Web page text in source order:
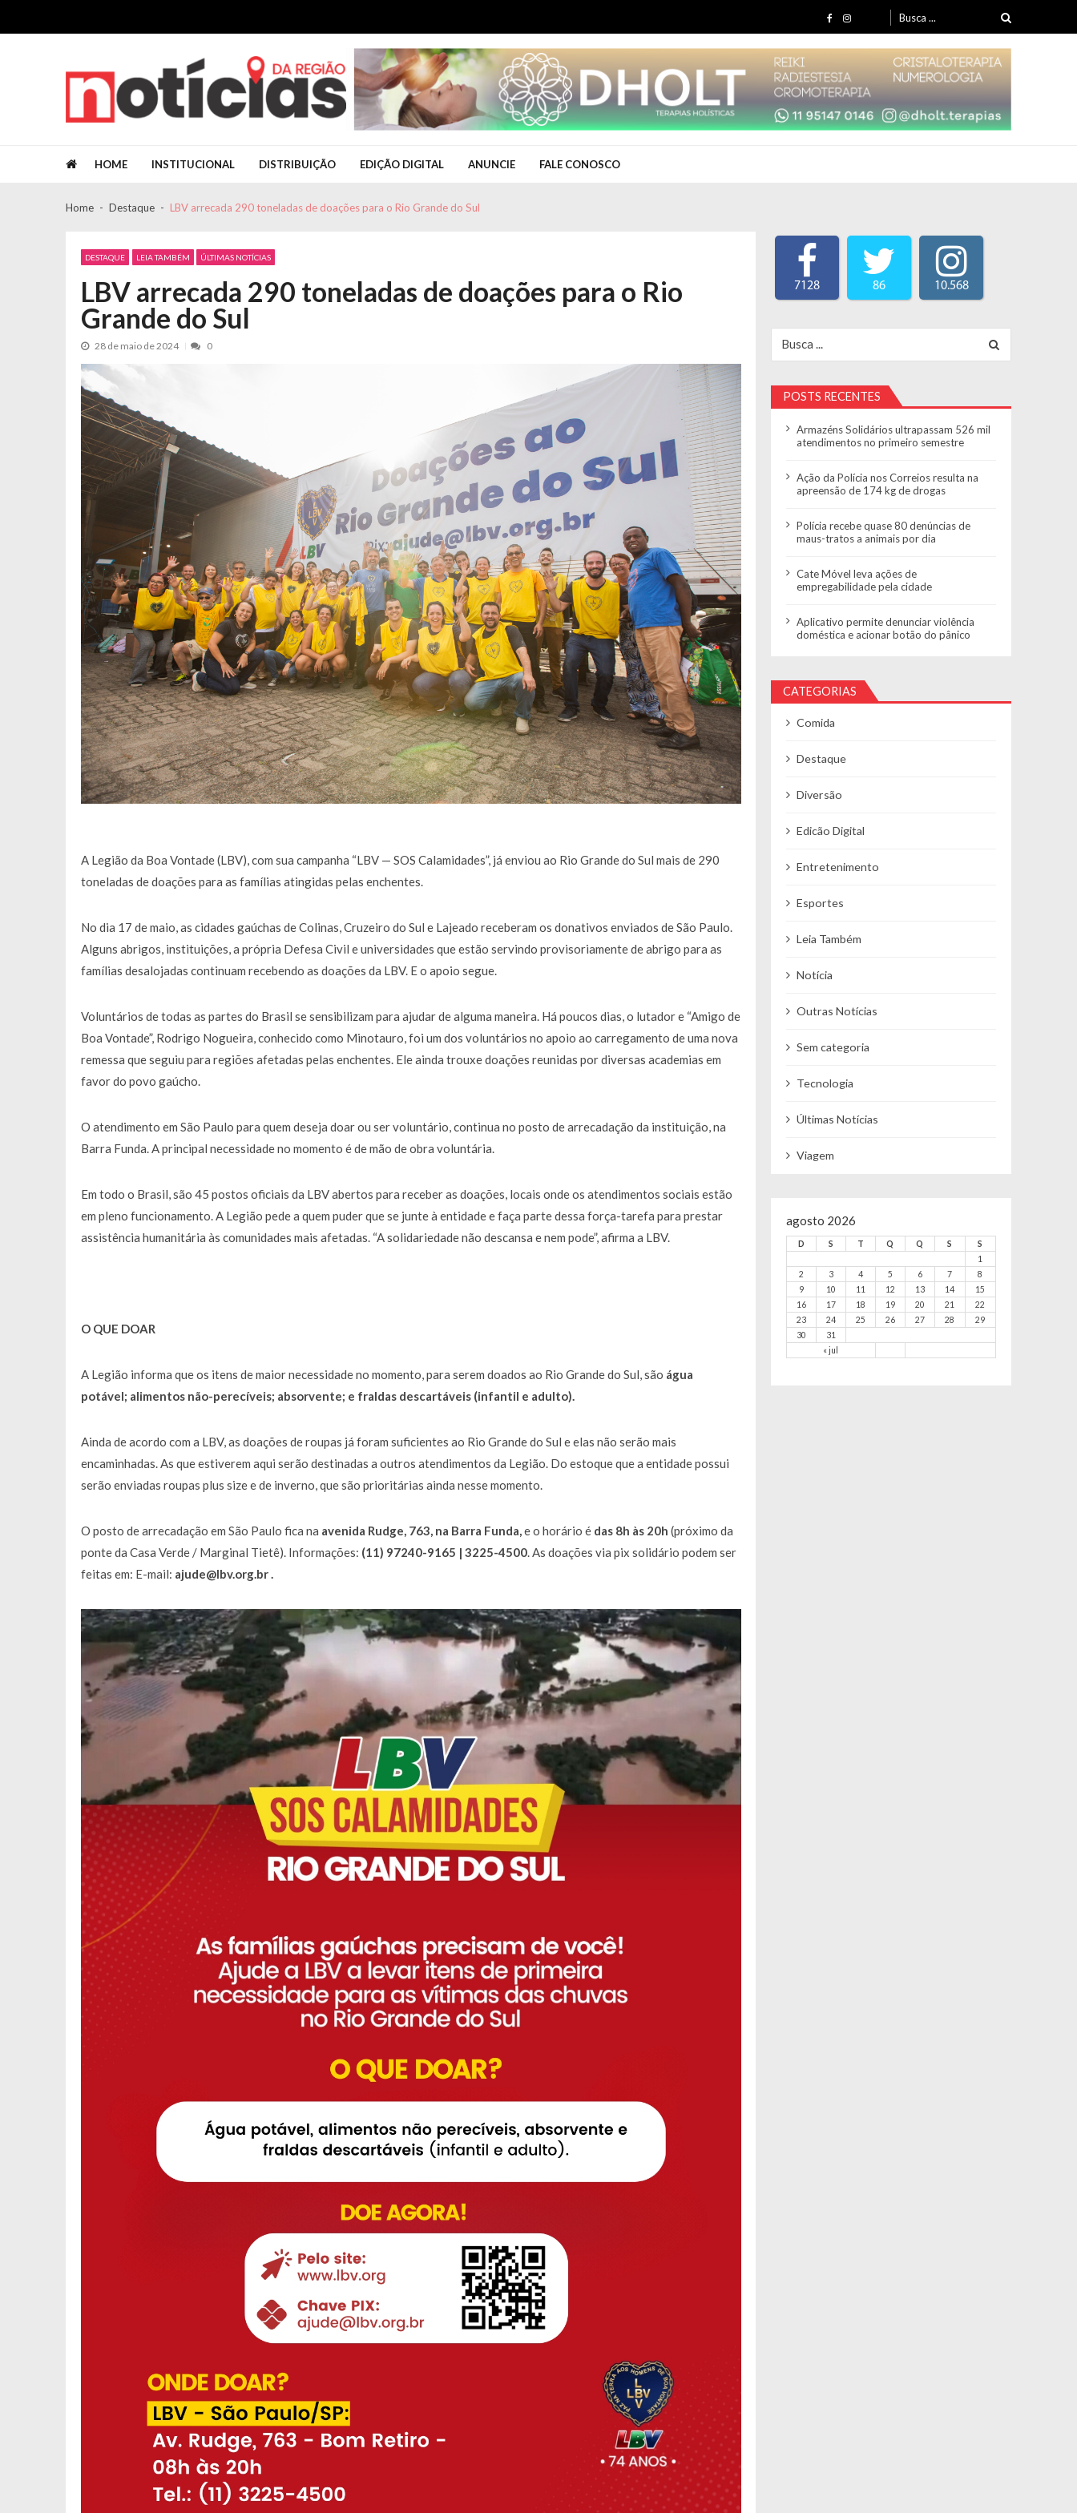
Search for:
HOME INSTITUCIONAL DISTRIBUIÇÃO EDIÇÃO DIGITAL ANUNCIE FALE CONOSCO
Home Destaque LBV arrecada 290 toneladas de doações para o Rio Grande do Sul
DESTAQUE LEIA TAMBÉM ÚLTIMAS NOTÍCIAS
LBV arrecada 290 toneladas de doações para o Rio
Grande do Sul
28 de maio de 2024 0
A Legião da Boa Vontade (LBV), com sua campanha “LBV — SOS Calamidades”, já enviou ao Rio Grande do Sul mais de 290
toneladas de doações para as famílias atingidas pelas enchentes.
No dia 17 de maio, as cidades gaúchas de Colinas, Cruzeiro do Sul e Lajeado receberam os donativos enviados de São Paulo.
Alguns abrigos, instituições, a própria Defesa Civil e universidades que estão servindo provisoriamente de abrigo para as
famílias desalojadas continuam recebendo as doações da LBV. E o apoio segue.
Voluntários de todas as partes do Brasil se sensibilizam para ajudar de alguma maneira. Há poucos dias, o lutador e “Amigo de
Boa Vontade”, Rodrigo Nogueira, conhecido como Minotauro, foi um dos voluntários no apoio ao carregamento de uma nova
remessa que seguiu para regiões afetadas pelas enchentes. Ele ainda trouxe doações reunidas por diversas academias em
favor do povo gaúcho.
O atendimento em São Paulo para quem deseja doar ou ser voluntário, continua no posto de arrecadação da instituição, na
Barra Funda. A principal necessidade no momento é de mão de obra voluntária.
Em todo o Brasil, são 45 postos oficiais da LBV abertos para receber as doações, locais onde os atendimentos sociais estão
em pleno funcionamento. A Legião pede a quem puder que se junte à entidade e faça parte dessa força-tarefa para prestar
assistência humanitária às comunidades mais afetadas. “A solidariedade não descansa e nem pode”, afirma a LBV.
O QUE DOAR
A Legião informa que os itens de maior necessidade no momento, para serem doados ao Rio Grande do Sul, são água
potável; alimentos não-perecíveis; absorvente; e fraldas descartáveis (infantil e adulto).
Ainda de acordo com a LBV, as doações de roupas já foram suficientes ao Rio Grande do Sul e elas não serão mais
encaminhadas. As que estiverem aqui serão destinadas a outros atendimentos da Legião. Do estoque que a entidade possui
serão enviadas roupas plus sizee de inverno, que são prioritárias ainda nesse momento.
O posto de arrecadação em São Paulo fica na avenida Rudge, 763, na Barra Funda, e o horário édas 8h às 20h (próximo da
ponte da Casa Verde / Marginal Tietê). Informações: (11) 97240-9165 | 3225-4500. As doações via pix solidário podem ser
feitas em: E-mail: ajude@lbv.org.br .
7128 86 10.568
POSTS RECENTES
Armazéns Solidários ultrapassam 526 mil
atendimentos no primeiro semestre
Ação da Polícia nos Correios resulta na
apreensão de 174 kg de drogas
Polícia recebe quase 80 denúncias de
maus-tratos a animais por dia
Cate Móvel leva ações de
empregabilidade pela cidade
Aplicativo permite denunciar violência
doméstica e acionar botão do pânico
CATEGORIAS
Comida
Destaque
Diversão
Edicão Digital
Entretenimento
Esportes
Leia Também
Notícia
Outras Notícias
Sem categoria
Tecnologia
Últimas Notícias
Viagem
agosto 2026
D S T Q Q S S
« jul
1
2
3 4 5 6 7
8
9
10 11 12 13 14
15
16
17 18 19 20 21
22
23
24 25 26 27 28
29
30
31